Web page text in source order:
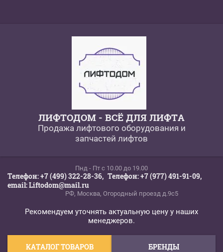
ЛИФТОДОМ - ВСЁ ДЛЯ ЛИФТА
Продажа лифтового оборудования и
запчастей лифтов
Пнд - Пт c 10.00 до 19.00
Телефон: +7 (499) 322-28-36, Телефон: +7 (977) 491-91-09,
email: Liftodom@mail.ru
РФ, Москва, Огородный проезд д.9с5
Рекомендуем уточнять актуальную цену у наших
менеджеров.
КАТАЛОГ ТОВАРОВ БРЕНДЫ